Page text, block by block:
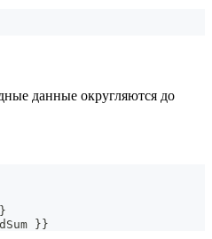
данные округляются до
}}